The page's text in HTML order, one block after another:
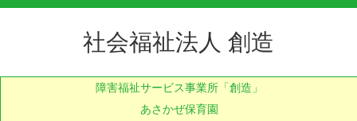
社会福祉法人 創造
障害福祉サービス事業所「創造」
あさかぜ保育園